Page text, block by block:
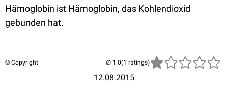
Hämoglobin ist Hämoglobin, das Kohlendioxid
gebunden hat.
© Copyright
12.08.2015
(1 ratings)